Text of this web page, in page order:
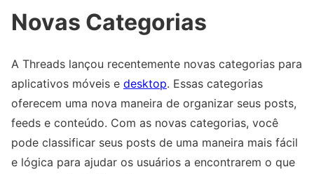
Novas Categorias
A Threads lançou recentemente novas categorias para
aplicativos móveis e desktop. Essas categorias
oferecem uma nova maneira de organizar seus posts,
feeds e conteúdo. Com as novas categorias, você
pode classificar seus posts de uma maneira mais fácil
e lógica para ajudar os usuários a encontrarem o que